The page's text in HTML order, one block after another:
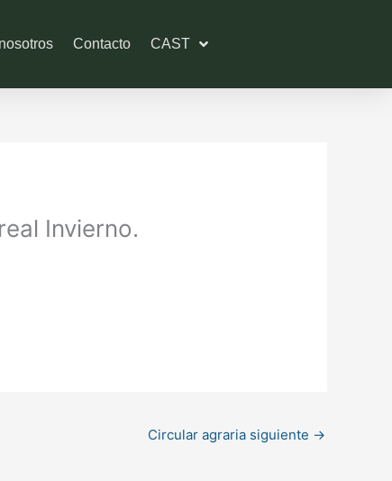
Contacto CAST
Invierno.
Circular agraria siguiente →